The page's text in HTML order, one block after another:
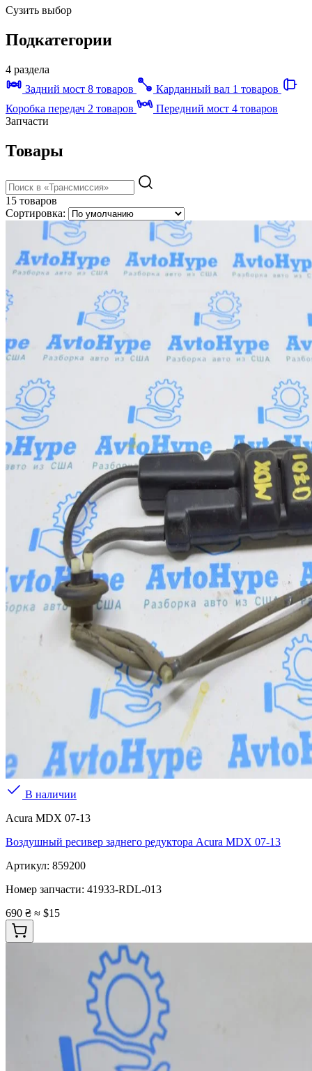
Сузить выбор
Подкатегории
4 раздела
Задний мост 8 товаров Карданный вал 1 товаров
Коробка передач 2 товаров Передний мост 4 товаров
Запчасти
Товары
15 товаров
Сортировка:
В наличии
Acura MDX 07-13
Воздушный ресивер заднего редуктора Acura MDX 07-13
Артикул: 859200
Номер запчасти: 41933-RDL-013
690 ₴ ≈ $15